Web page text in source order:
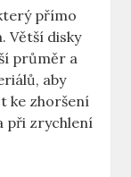
přímo
Větší disky
průměr a
aby⁢
ke zhoršení
při zrychlení